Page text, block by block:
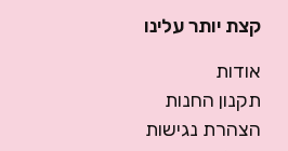
קצת יותר עלינו
אודות
תקנון החנות
הצהרת נגישות